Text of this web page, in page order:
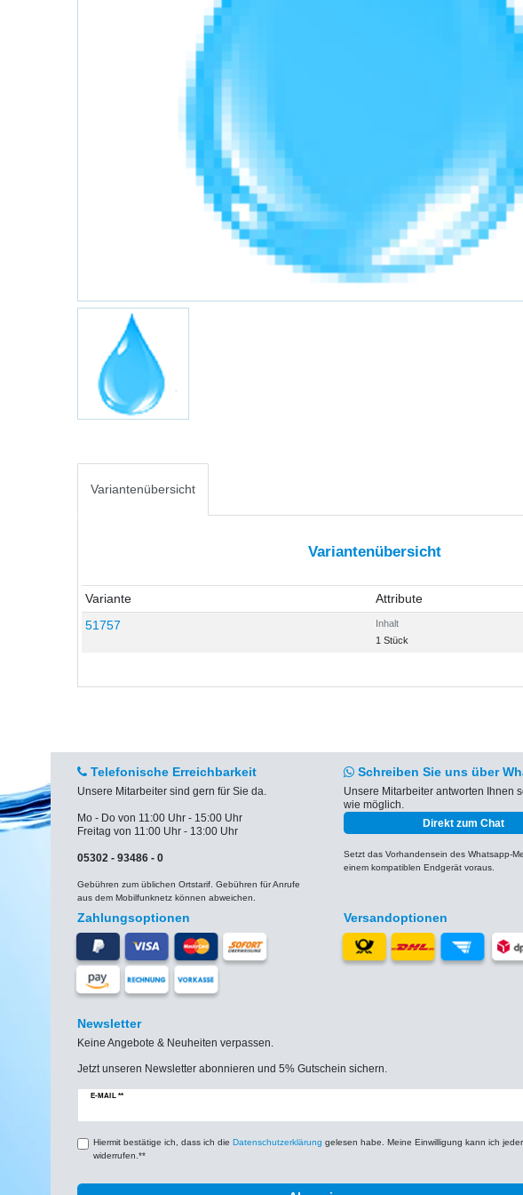
Variantenübersicht
Variantenübersicht
Variante
Attribute
51757
Inhalt
1 Stück
Telefonische Erreichbarkeit
Unsere Mitarbeiter sind gern für Sie da.
Mo - Do von 11:00 Uhr - 15:00 Uhr
Freitag von 11:00 Uhr - 13:00 Uhr
05302 - 93486 - 0
Gebühren zum üblichen Ortstarif. Gebühren für Anrufe
aus dem Mobilfunknetz können abweichen.
Schreiben Sie uns über
Unsere Mitarbeiter antworten Ihnen
wie möglich.
Direkt zum Chat
Setzt das Vorhandensein des Whatsapp-
einem kompatiblen Endgerät voraus.
Zahlungsoptionen Versandoptionen
Newsletter
Keine Angebote & Neuheiten verpassen.
Jetzt unseren Newsletter abonnieren und 5% Gutschein sichern.
E-MAIL **
Newsletter
Hiermit bestätige ich, dass ich die Daten­schutz­erklärung gelesen habe. Meine Einwilligung kann ich
widerrufen.**